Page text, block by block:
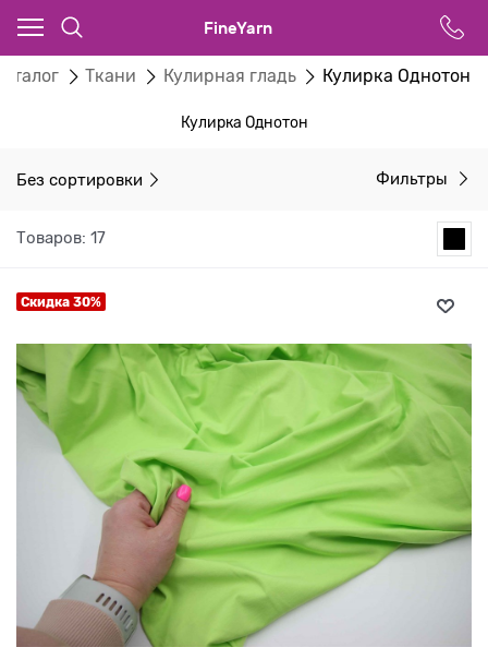
FineYarn
Ткани Кулирная гладь Кулирка Однотон
Кулирка Однотон
Без сортировки Фильтры
Товаров: 17
Скидка 30%